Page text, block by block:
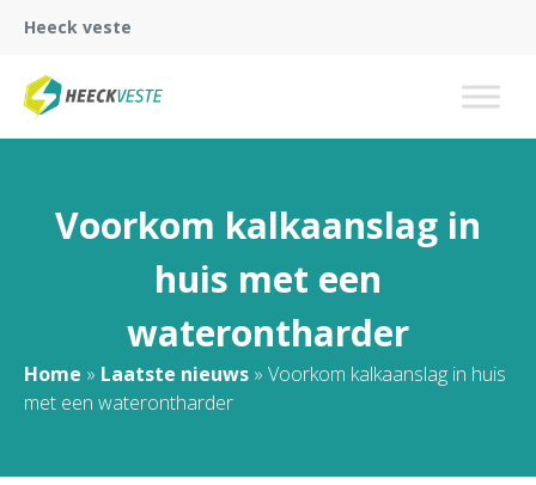
Heeck veste
Voorkom kalkaanslag in
huis met een
waterontharder
Home » Laatste nieuws » Voorkom kalkaanslag in huis
met een waterontharder